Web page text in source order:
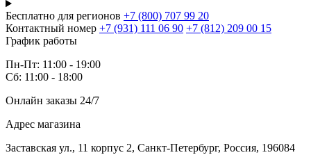
Бесплатно для регионов +7 (800) 707 99 20
Контактный номер +7 (931) 111 06 90 +7 (812) 209 00 15
График работы
Пн-Пт: 11:00 - 19:00
Сб: 11:00 - 18:00
Онлайн заказы 24/7
Адрес магазина
Заставская ул., 11 корпус 2, Санкт-Петербург, Россия, 196084